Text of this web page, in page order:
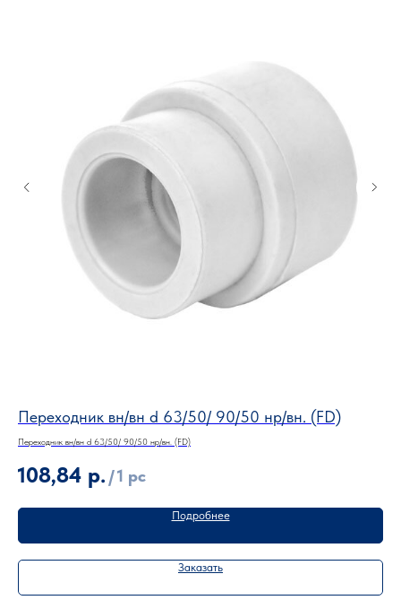
Переходник вн/вн d 63/50/ 90/50 нр/вн. (FD)
Переходник вн/вн d 63/50/ 90/50 нр/вн. (FD)
108,84 р. /1 pc
Подробнее
Заказать